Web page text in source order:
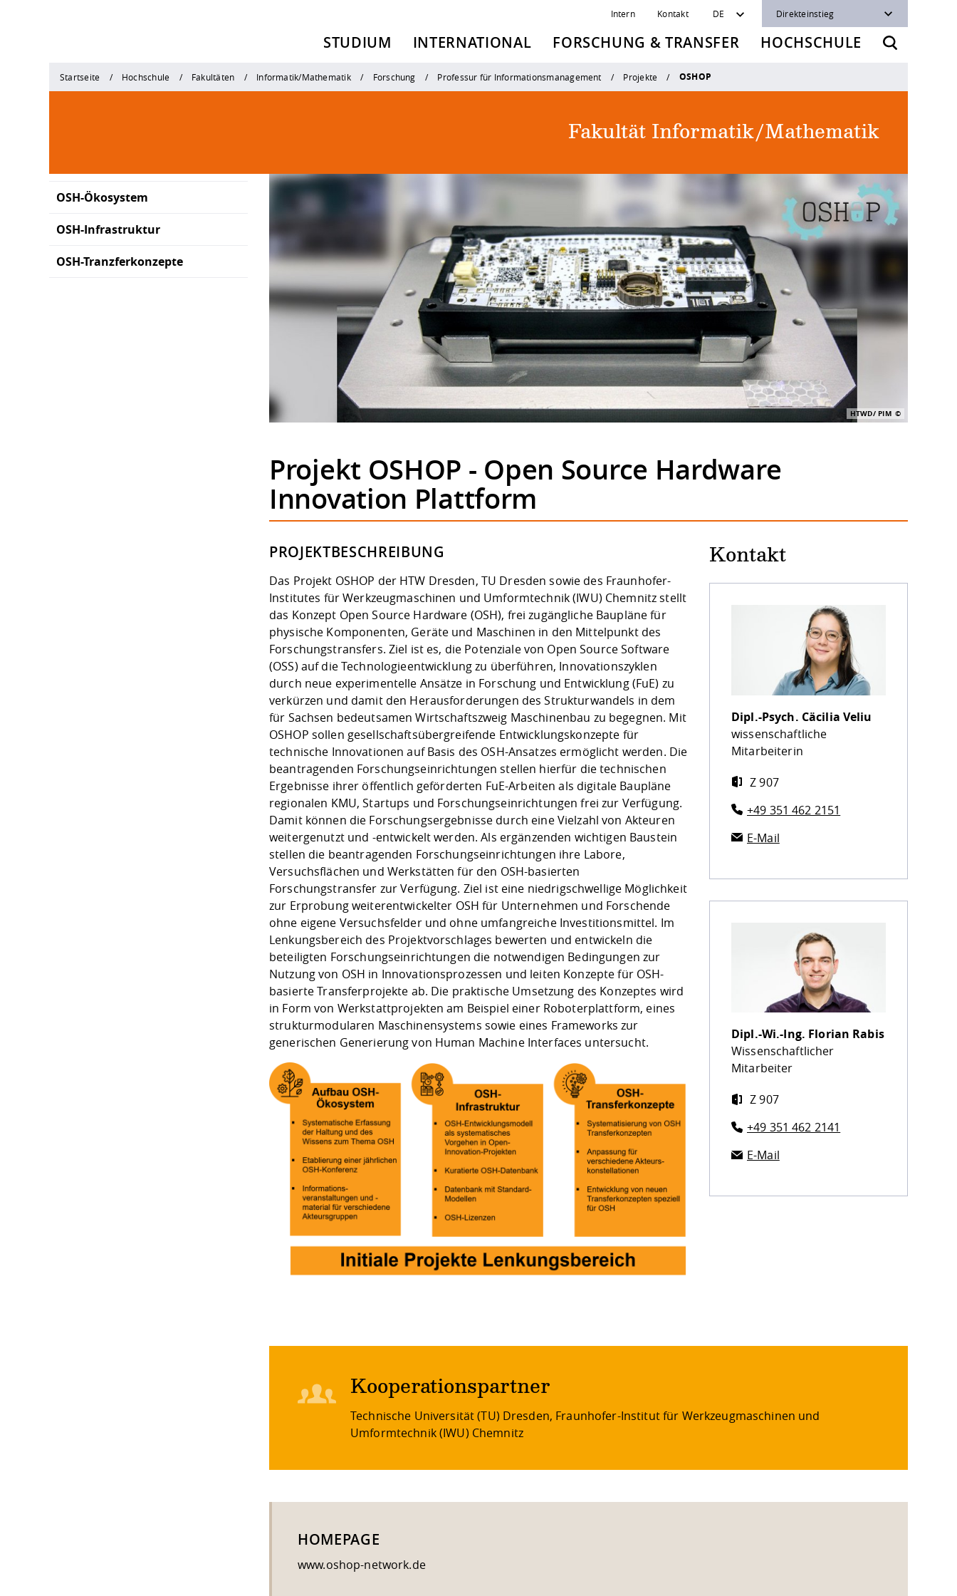
Intern Kontakt DE Direkteinstieg
STUDIUM INTERNATIONAL FORSCHUNG & TRANSFER HOCHSCHULE
Startseite Hochschule Fakultäten Informatik/Mathematik Forschung Professur für Informationsmanagement Projekte OSHOP
Fakultät Informatik/Mathematik
OSH-Ökosystem
OSH-Infrastruktur
OSH-Tranzferkonzepte
HTWD/ PIM
Projekt OSHOP - Open Source Hardware
Innovation Plattform
PROJEKTBESCHREIBUNG
Das Projekt OSHOP der HTW Dresden, TU Dresden sowie des Fraunhofer-
Institutes für Werkzeugmaschinen und Umformtechnik (IWU) Chemnitz stellt
das Konzept Open Source Hardware (OSH), frei zugängliche Baupläne für
physische Komponenten, Geräte und Maschinen in den Mittelpunkt des
Forschungstransfers. Ziel ist es, die Potenziale von Open Source Software
(OSS) auf die Technologieentwicklung zu überführen, Innovationszyklen
durch neue experimentelle Ansätze in Forschung und Entwicklung (FuE) zu
verkürzen und damit den Herausforderungen des Strukturwandels in dem
für Sachsen bedeutsamen Wirtschaftszweig Maschinenbau zu begegnen. Mit
OSHOP sollen gesellschaftsübergreifende Entwicklungskonzepte für
technische Innovationen auf Basis des OSH-Ansatzes ermöglicht werden. Die
beantragenden Forschungseinrichtungen stellen hierfür die technischen
Ergebnisse ihrer öffentlich geförderten FuE-Arbeiten als digitale Baupläne
regionalen KMU, Startups und Forschungseinrichtungen frei zur Verfügung.
Damit können die Forschungsergebnisse durch eine Vielzahl von Akteuren
weitergenutzt und -entwickelt werden. Als ergänzenden wichtigen Baustein
stellen die beantragenden Forschungseinrichtungen ihre Labore,
Versuchsflächen und Werkstätten für den OSH-basierten
Forschungstransfer zur Verfügung. Ziel ist eine niedrigschwellige Möglichkeit
zur Erprobung weiterentwickelter OSH für Unternehmen und Forschende
ohne eigene Versuchsfelder und ohne umfangreiche Investitionsmittel. Im
Lenkungsbereich des Projektvorschlages bewerten und entwickeln die
beteiligten Forschungseinrichtungen die notwendigen Bedingungen zur
Nutzung von OSH in Innovationsprozessen und leiten Konzepte für OSH-
basierte Transferprojekte ab. Die praktische Umsetzung des Konzeptes wird
in Form von Werkstattprojekten am Beispiel einer Roboterplattform, eines
strukturmodularen Maschinensystems sowie eines Frameworks zur
generischen Generierung von Human Machine Interfaces untersucht.
Kontakt
Dipl.-Psych. Cäcilia Veliu
wissenschaftliche
Mitarbeiterin
Z 907
+49 351 462 2151
E-Mail
Dipl.-Wi.-Ing. Florian Rabis
Wissenschaftlicher
Mitarbeiter
Z 907
+49 351 462 2141
E-Mail
Kooperationspartner
Technische Universität (TU) Dresden, Fraunhofer-Institut für Werkzeugmaschinen und
Umformtechnik (IWU) Chemnitz
HOMEPAGE
www.oshop-network.de